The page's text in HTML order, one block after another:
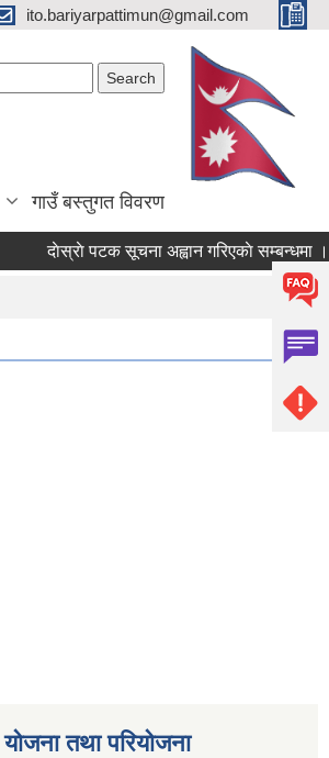
ito.bariyarpattimun@gmail.com
गाउँ बस्तुगत विवरण
दाेस्राे पटक सूचना अह्वान गरिएकाे सम्बन्धमा ।
योजना तथा परियोजना